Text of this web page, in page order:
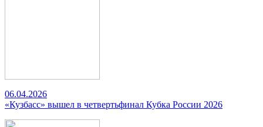
06.04.2026
«Кузбасс» вышел в четвертьфинал Кубка России 2026